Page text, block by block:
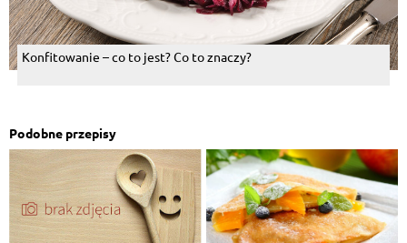
Konfitowanie – co to jest? Co to znaczy?
Podobne przepisy